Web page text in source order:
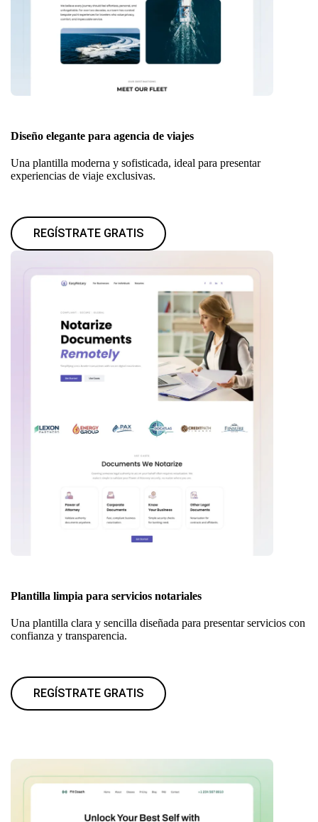
Diseño elegante para agencia de viajes
Una plantilla moderna y sofisticada, ideal para presentar
experiencias de viaje exclusivas.
REGÍSTRATE GRATIS
Plantilla limpia para servicios notariales
Una plantilla clara y sencilla diseñada para presentar servicios con
confianza y transparencia.
REGÍSTRATE GRATIS